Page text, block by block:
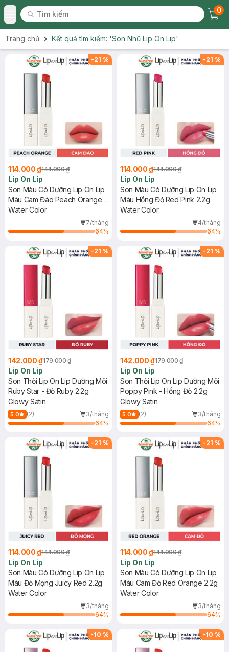
Toggle Menu
Tìm kiếm
Tìm kiếm
0
Trang chủ Kết quả tìm kiếm: 'Son Nhũ Lip On Lip'
-21 %
114.000 ₫144.000 ₫
Lip On Lip
Son Màu Có Dưỡng Lip On Lip
Màu Cam Đào Peach Orange
2.2g
Water Color
7/tháng
64%
-21 %
114.000 ₫144.000 ₫
Lip On Lip
Son Màu Có Dưỡng Lip On Lip
Màu Hồng Đỏ Red Pink 2.2g
Water Color
4/tháng
64%
-21 %
142.000 ₫179.000 ₫
Lip On Lip
Son Thỏi Lip On Lip Dưỡng Môi
Ruby Star - Đỏ Ruby 2.2g
Glowy Satin
5.0 (2)
3/tháng
64%
-21 %
142.000 ₫179.000 ₫
Lip On Lip
Son Thỏi Lip On Lip Dưỡng Môi
Poppy Pink - Hồng Đỏ 2.2g
Glowy Satin
5.0 (2)
3/tháng
64%
-21 %
114.000 ₫144.000 ₫
Lip On Lip
Son Màu Có Dưỡng Lip On Lip
Màu Đỏ Mọng Juicy Red 2.2g
Water Color
3/tháng
64%
-21 %
114.000 ₫144.000 ₫
Lip On Lip
Son Màu Có Dưỡng Lip On Lip
Màu Cam Đỏ Red Orange 2.2g
Water Color
3/tháng
64%
-10 % -10 %